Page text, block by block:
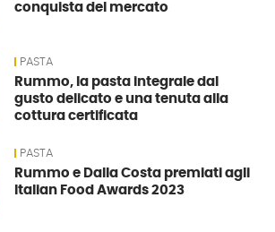
conquista del mercato
PASTA
Rummo, la pasta integrale dal
gusto delicato e una tenuta alla
cottura certificata
PASTA
Rummo e Dalla Costa premiati agli
Italian Food Awards 2023